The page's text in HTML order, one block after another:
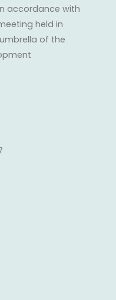
accordance with
held in
of the